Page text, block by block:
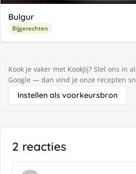
Bulgur
Bijgerechten
Kook je vaker met KookJij? Stel ons in
Google — dan vind je onze recepten
Instellen als voorkeursbron
2 reacties